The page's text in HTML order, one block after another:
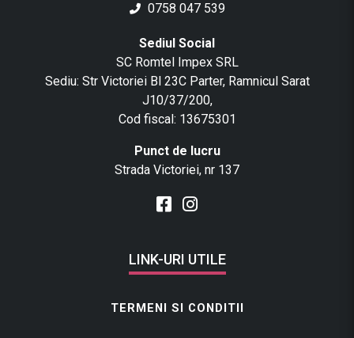
0758 047 539
Sediul Social
SC Romtel Impex SRL
Sediu: Str Victoriei Bl 23C Parter, Ramnicul Sarat
J10/37/200,
Cod fiscal: 13675301
Punct de lucru
Strada Victoriei, nr 137
LINK-URI UTILE
TERMENI SI CONDITII